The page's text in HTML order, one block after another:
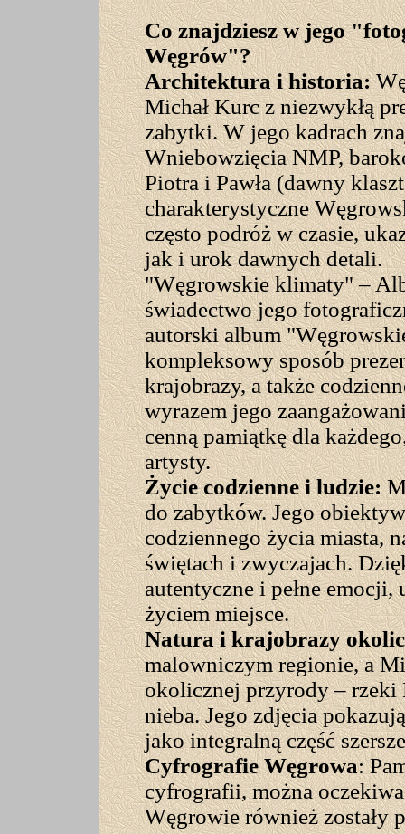
Co znajdziesz w jego
Węgrów"?
Architektura i historia:
Michał Kurc z niezwykłą
zabytki. W jego kadrach
Wniebowzięcia NMP,
Piotra i Pawła (dawny
charakterystyczne
często podróż w czasie,
jak i urok dawnych detali.
"Węgrowskie klimaty" –
świadectwo jego
autorski album
kompleksowy sposób
krajobrazy, a także
wyrazem jego
cenną pamiątkę dla
artysty.
Życie codzienne i ludzie:
do zabytków. Jego
codziennego życia miasta,
świętach i zwyczajach.
autentyczne i pełne
życiem miejsce.
Natura i krajobrazy
malowniczym regionie, a
okolicznej przyrody –
nieba. Jego zdjęcia
jako integralną część
Cyfrografie Węgrowa:
cyfrografii, można
Węgrowie również zostały